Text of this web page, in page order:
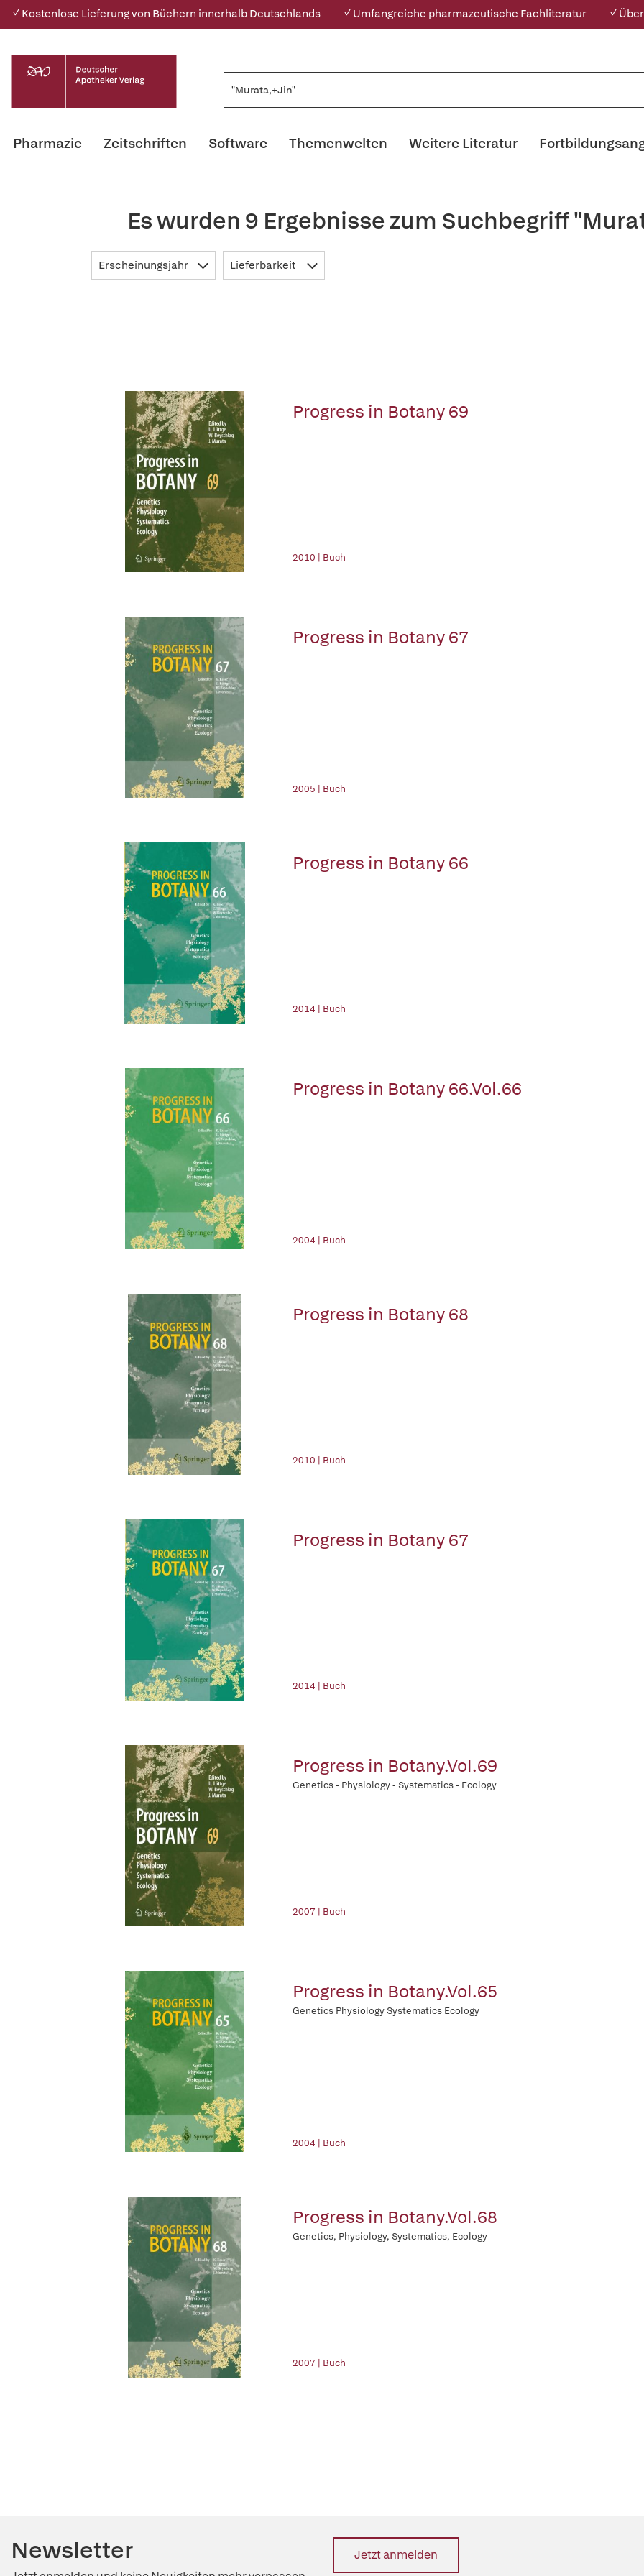
✓ Kostenlose Lieferung von Büchern innerhalb Deutschlands ✓ Umfangreiche pharmazeutische Fachliteratur ✓
Pharmazie Zeitschriften Software Themenwelten Weitere Literatur
Es wurden 9 Ergebnisse zum Suchbegriff
Erscheinungsjahr Lieferbarkeit
Progress in Botany 69
2010 | Buch
Progress in Botany 67
2005 | Buch
Progress in Botany 66
2014 | Buch
Progress in Botany 66.Vol.66
2004 | Buch
Progress in Botany 68
2010 | Buch
Progress in Botany 67
2014 | Buch
Progress in Botany.Vol.69
Genetics - Physiology - Systematics - Ecology
2007 | Buch
Progress in Botany.Vol.65
Genetics Physiology Systematics Ecology
2004 | Buch
Progress in Botany.Vol.68
Genetics, Physiology, Systematics, Ecology
2007 | Buch
Newsletter Jetzt anmelden